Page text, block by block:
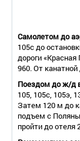
Балкон – не
Мебель – 2
рабочий стол,
мини-бар,
сейф, утюг и
Покрытие
Санузел –
тапочки.
Самолетом до
105с до
дороги
960. От
Поездом до ж/д
105, 105с, 105э,
Затем 120 м до
подъем с Поляны
пройти до отеля